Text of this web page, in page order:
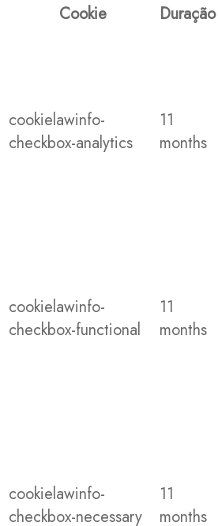
Cookie
Duração
cookielawinfo-
checkbox-analytics
11
months
cookielawinfo-
checkbox-functional
11
months
cookielawinfo-
checkbox-necessary
11
months